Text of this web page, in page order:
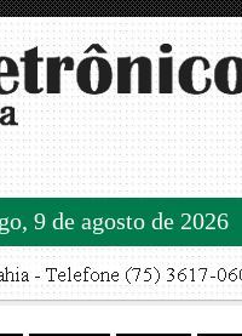
9 de agosto de 2026